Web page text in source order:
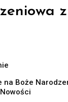
na Boże
Nowości